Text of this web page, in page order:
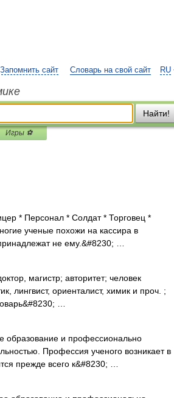
RU
Запомнить сайт Словарь на свой сайт
Найти!
Игры ⚽
* Персонал * Солдат * Торговец *
ученые похожи на кассира в
не ему.&#8230; …
магистр; авторитет; человек
лингвист, ориенталист, химик и проч. ;
…
и профессионально
Профессия ученого возникает в
прежде всего к&#8230; …